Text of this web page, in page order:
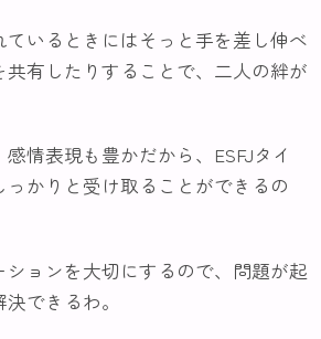
いるときにはそっと手を差し伸べ
共有したりすることで、二人の絆が
情表現も豊かだから、ESFJタイ
っかりと受け取ることができるの
ションを大切にするので、問題が起
できるわ。